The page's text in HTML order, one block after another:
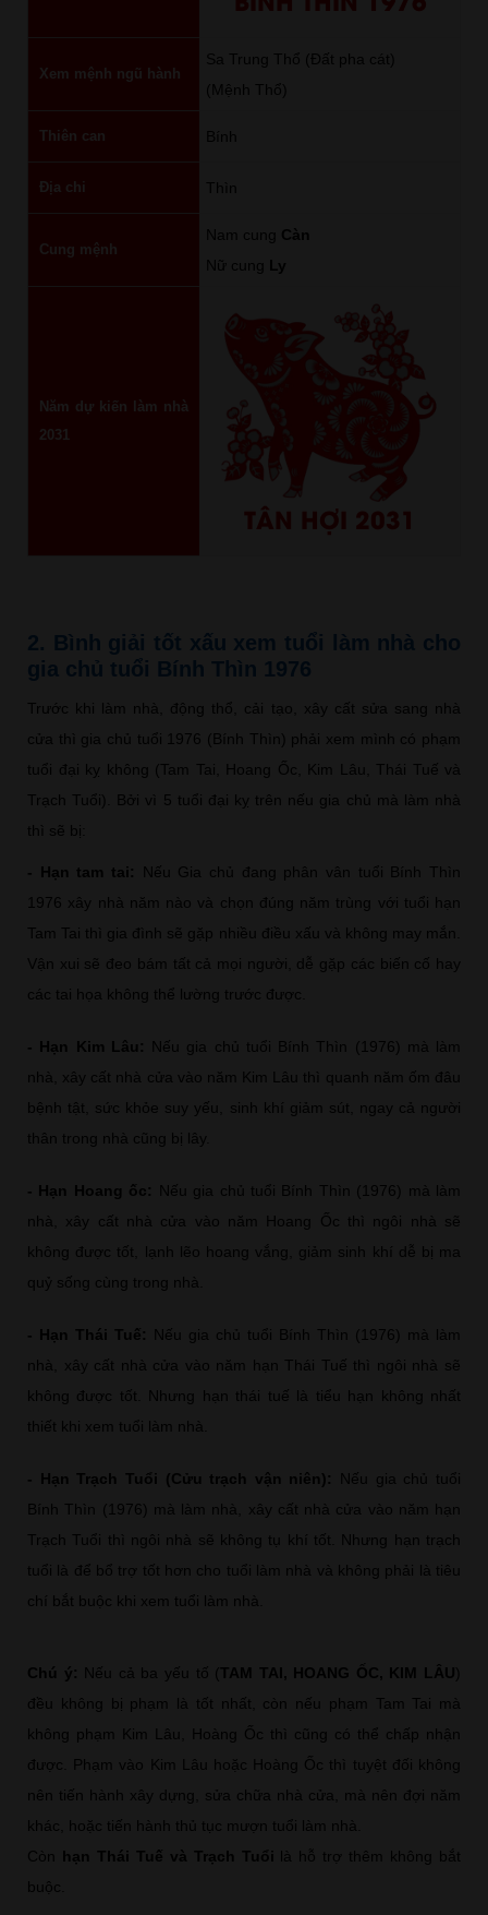
Xem mệnh ngũ hành
Sa Trung Thổ (Đất pha cát)
(Mệnh Thổ)
Thiên can Bính
Địa chi Thìn
Cung mệnh
Nam cung Càn
Nữ cung Ly
Năm dự kiến làm nhà
2031
TÂN HỢI 2031
2. Bình giải tốt xấu xem tuổi làm nhà cho
gia chủ tuổi Bính Thìn 1976
Trước khi làm nhà, động thổ, cải tạo, xây cất sửa sang nhà
cửa thì gia chủ tuổi 1976 (Bính Thìn) phải xem mình có phạm
tuổi đại kỵ không (Tam Tai, Hoang Ốc, Kim Lâu, Thái Tuế và
Trạch Tuổi). Bởi vì 5 tuổi đại kỵ trên nếu gia chủ mà làm nhà
thì sẽ bị:
- Hạn tam tai:
Nếu Gia chủ đang phân vân tuổi Bính Thìn
1976 xây nhà năm nào và chọn đúng năm trùng với tuổi hạn
Tam Tai thì gia đình sẽ gặp nhiều điều xấu và không may mắn.
Vận xui sẽ đeo bám tất cả mọi người, dễ gặp các biến cố hay
các tai họa không thể lường trước được.
- Hạn Kim Lâu:
Nếu gia chủ tuổi Bính Thìn (1976) mà làm
nhà, xây cất nhà cửa vào năm Kim Lâu thì quanh năm ốm đâu
bệnh tật, sức khỏe suy yếu, sinh khí giảm sút, ngay cả người
thân trong nhà cũng bị lây.
- Hạn Hoang ốc:
Nếu gia chủ tuổi Bính Thìn (1976) mà làm
nhà, xây cất nhà cửa vào năm Hoang Ốc thì ngôi nhà sẽ
không được tốt, lạnh lẽo hoang vắng, giảm sinh khí dễ bị ma
quỷ sống cùng trong nhà.
- Hạn Thái Tuế:
Nếu gia chủ tuổi Bính Thìn (1976) mà làm
nhà, xây cất nhà cửa vào năm hạn Thái Tuế thì ngôi nhà sẽ
không được tốt. Nhưng hạn thái tuế là tiểu hạn không nhất
thiết khi xem tuổi làm nhà.
- Hạn Trạch Tuổi (Cửu trạch vận niên):
Nếu gia chủ tuổi
Bính Thìn (1976) mà làm nhà, xây cất nhà cửa vào năm hạn
Trạch Tuổi thì ngôi nhà sẽ không tụ khí tốt. Nhưng hạn trạch
tuổi là để bổ trợ tốt hơn cho tuổi làm nhà và không phải là tiêu
chí bắt buộc khi xem tuổi làm nhà.
Chú ý: Nếu cả ba yếu tố ( TAM TAI, HOANG ỐC, KIM LÂU
đều không bị phạm là tốt nhất, còn nếu phạm Tam Tai mà
không phạm Kim Lâu, Hoàng Ốc thì cũng có thể chấp nhận
được. Phạm vào Kim Lâu hoặc Hoàng Ốc thì tuyệt đối không
nên tiến hành xây dựng, sửa chữa nhà cửa, mà nên đợi năm
khác, hoặc tiến hành thủ tục mượn tuổi làm nhà.
Còn hạn Thái Tuế và Trạch Tuổi là hỗ trợ thêm không bắt
buộc.